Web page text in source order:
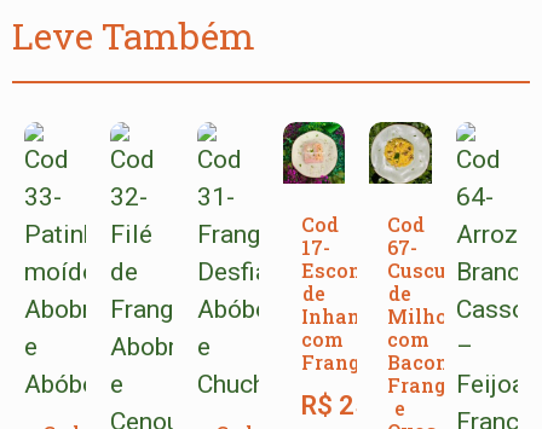
Leve Também
Cod
17-
Escondidinho
de
Inhame
com
Frango
R$ 25,00
Cod
67-
Cuscuz
de
Milho
com
Bacon,
Frango
e